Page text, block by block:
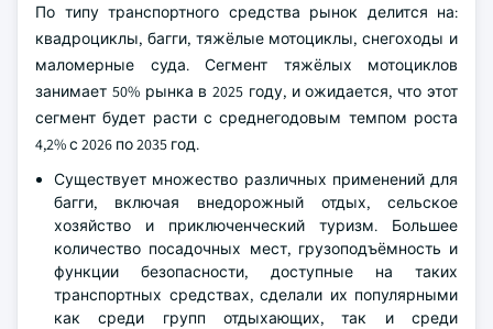
По типу транспортного средства рынок делится на:
квадроциклы, багги, тяжёлые мотоциклы, снегоходы и
маломерные суда. Сегмент тяжёлых мотоциклов
занимает 50% рынка в 2025 году, и ожидается, что этот
сегмент будет расти с среднегодовым темпом роста
4,2% с 2026 по 2035 год.
Существует множество различных применений для
багги, включая внедорожный отдых, сельское
хозяйство и приключенческий туризм. Большее
количество посадочных мест, грузоподъёмность и
функции безопасности, доступные на таких
транспортных средствах, сделали их популярными
как среди групп отдыхающих, так и среди